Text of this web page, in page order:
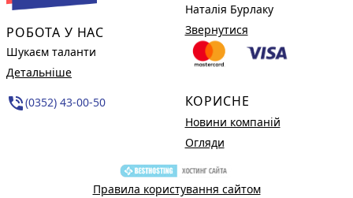
РОБОТА У НАС
Шукаєм таланти
Детальніше
phone_in_talk(0352) 43-00-50
Наталія Бурлаку
Звернутися
КОРИСНЕ
Новини компаній
Огляди
Правила користування сайтом